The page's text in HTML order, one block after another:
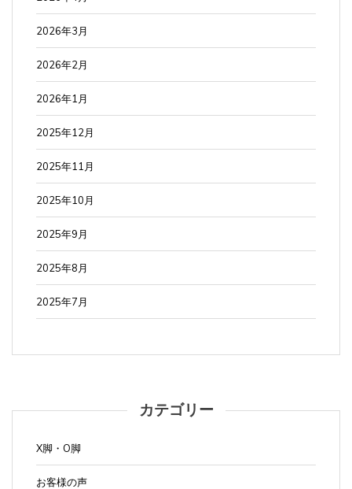
2026年3月
2026年2月
2026年1月
2025年12月
2025年11月
2025年10月
2025年9月
2025年8月
2025年7月
カテゴリー
X脚・O脚
お客様の声